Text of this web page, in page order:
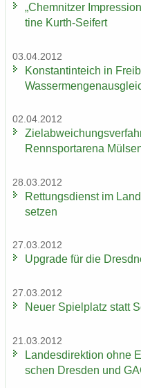
„Chem­nit­zer
ti­ne Kurth-​Seifert
03.04.2012
Kon­stan­tin­teich in
02.04.2012
Rennsportarena
28.03.2012
Ret­tungs­dienst im
set­zen
27.03.2012
Up­grade für die
27.03.2012
Neuer Spiel­platz statt
21.03.2012
Lan­des­di­rek­ti­on ohne
schen Dres­den und